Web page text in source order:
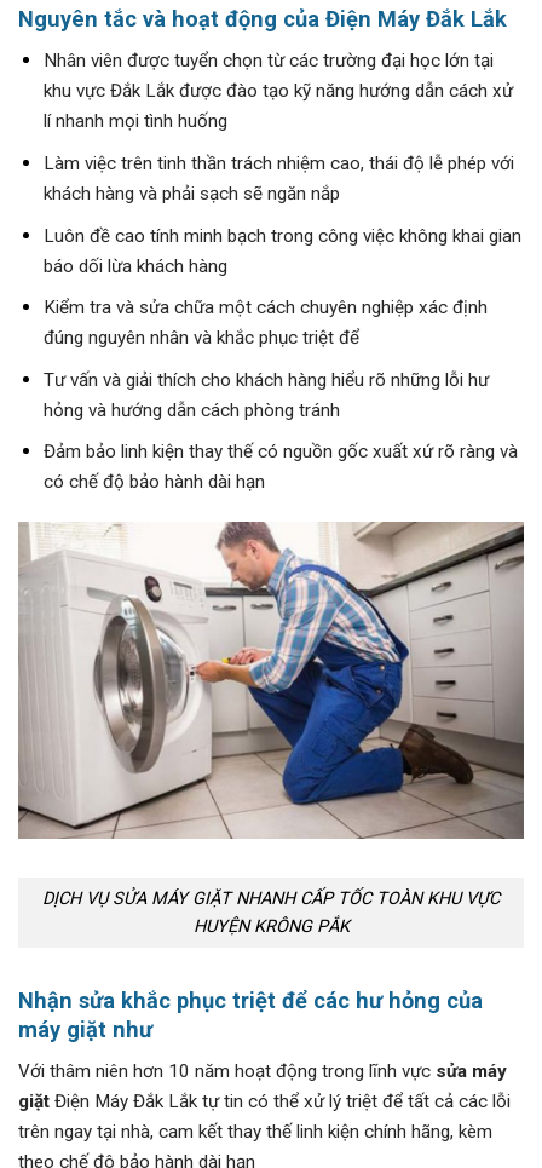
Nguyên tắc và hoạt động của Điện Máy Đắk Lắk
Nhân viên được tuyển chọn từ các trường đại học lớn tại
khu vực Đắk Lắk được đào tạo kỹ năng hướng dẫn cách xử
lí nhanh mọi tình huống
Làm việc trên tinh thần trách nhiệm cao, thái độ lễ phép với
khách hàng và phải sạch sẽ ngăn nắp
Luôn đề cao tính minh bạch trong công việc không khai gian
báo dối lừa khách hàng
Kiểm tra và sửa chữa một cách chuyên nghiệp xác định
đúng nguyên nhân và khắc phục triệt để
Tư vấn và giải thích cho khách hàng hiểu rõ những lỗi hư
hỏng và hướng dẫn cách phòng tránh
Đảm bảo linh kiện thay thế có nguồn gốc xuất xứ rõ ràng và
có chế độ bảo hành dài hạn
DỊCH VỤ SỬA MÁY GIẶT NHANH CẤP TỐC TOÀN KHU VỰC
HUYỆN KRÔNG PẮK
Nhận sửa khắc phục triệt để các hư hỏng của
máy giặt như
Với thâm niên hơn 10 năm hoạt động trong lĩnh vực sửa máy
giặt Điện Máy Đắk Lắk tự tin có thể xử lý triệt để tất cả các lỗi
trên ngay tại nhà, cam kết thay thế linh kiện chính hãng, kèm
theo chế đô bảo hành dài hạn